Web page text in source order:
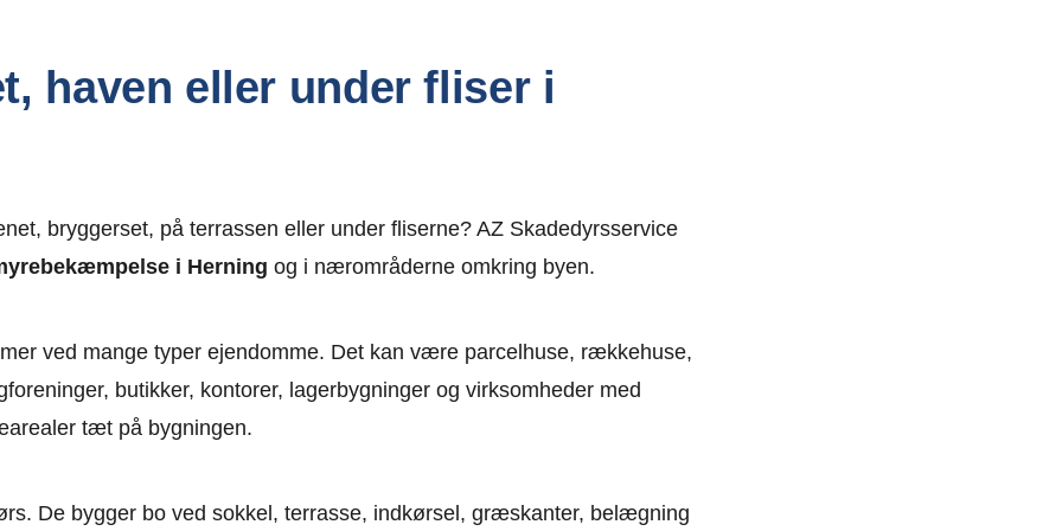
haven eller under fliser i
bryggerset, på terrassen eller under fliserne? AZ Skadedyrsservice
i Herning og i nærområderne omkring byen.
ved mange typer ejendomme. Det kan være parcelhuse, rækkehuse,
butikker, kontorer, lagerbygninger og virksomheder med
tæt på bygningen.
De bygger bo ved sokkel, terrasse, indkørsel, græskanter, belægning